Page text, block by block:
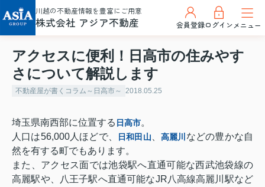
川越の不動産情報を豊富にご用意
株式会社 アジア不動産 会員登録ログインメニュー
アクセスに便利！日高市の住みやす
さについて解説します
不動産屋が書くコラム～日高市～ 2018.05.25
埼玉県南西部に位置する 日高市。
人口は56,000人ほどで、 日和田山 、高麗川 などの豊かな自
然を有する町でもあります。
また、アクセス面では池袋駅へ直通可能な西武池袋線の
高麗駅や、八王子駅へ直通可能なJR八高線高麗川駅など